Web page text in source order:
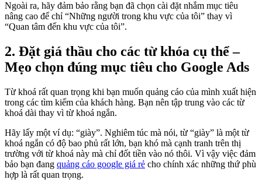
Ngoài ra, hãy đảm bảo rằng bạn đã chọn cài đặt nhắm mục tiêu
nâng cao để chỉ “Những người trong khu vực của tôi” thay vì
“Quan tâm đến khu vực của tôi”.
2. Đặt giá thầu cho các từ khóa cụ thể –
Mẹo chọn đúng mục tiêu cho Google Ads
Từ khoá rất quan trọng khi bạn muốn quảng cáo của mình xuất hiện
trong các tìm kiếm của khách hàng. Bạn nên tập trung vào các từ
khoá dài thay vì từ khoá ngắn.
Hãy lấy một ví dụ: “giày”. Nghiêm túc mà nói, từ “giày” là một từ
khoá ngắn có độ bao phủ rất lớn, bạn khó mà cạnh tranh trên thị
trường với từ khoá này mà chỉ đốt tiền vào nó thôi. Vì vậy việc đảm
bảo bạn đang quảng cáo google giá rẻ cho chính xác những thứ phù
hợp là rất quan trọng.